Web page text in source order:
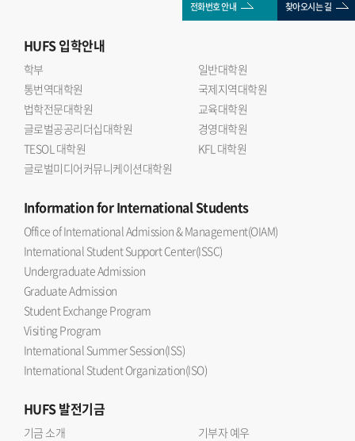
전화번호 안내 찾아오시는 길
HUFS입학안내
학부
일반대학원
통번역대학원
국제지역대학원
법학전문대학원
교육대학원
글로벌공공리더십대학원
경영대학원
TESOL 대학원
KFL 대학원
글로벌미디어커뮤니케이션대학원
Informationfor International Students
Office of International Admission & Management(OIAM)
International Student Support Center(ISSC)
Undergraduate Admission
Graduate Admission
Student Exchange Program
Visiting Program
International Summer Session(ISS)
International Student Organization(ISO)
HUFS발전기금
기금 소개
기부자 예우